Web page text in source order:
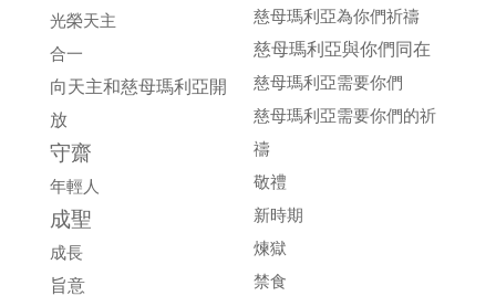
光榮天主
合一
向天主和慈母瑪利亞開
放
守齋
年輕人
成聖
成長
旨意
慈母瑪利亞為你們祈禱
慈母瑪利亞與你們同在
慈母瑪利亞需要你們
慈母瑪利亞需要你們的祈
禱
敬禮
新時期
煉獄
禁食